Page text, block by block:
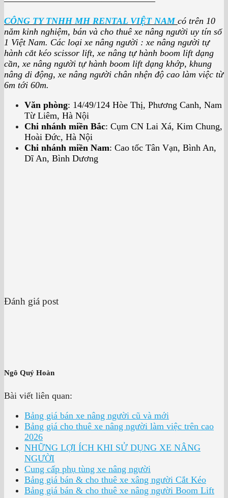
CÔNG TY TNHH MH RENTAL VIỆT NAM có trên 10
năm kinh nghiệm, bán và cho thuê xe nâng người uy tín số
1 Việt Nam. Các loại xe nâng người : xe nâng người tự
hành cắt kéo scissor lift, xe nâng tự hành boom lift dạng
cần, xe nâng người tự hành boom lift dạng khớp, khung
nâng di động, xe nâng người chân nhện độ cao làm việc từ
6m tới 60m.
Văn phòng: 14/49/124 Hòe Thị, Phương Canh, Nam
Từ Liêm, Hà Nội
Chi nhánh miền Bắc: Cụm CN Lai Xá, Kim Chung,
Hoài Đức, Hà Nội
Chi nhánh miền Nam: Cao tốc Tân Vạn, Bình An,
Dĩ An, Bình Dương
Đánh giá post
Ngô Quý Hoàn
Bài viết liên quan:
Bảng giá bán xe nâng người cũ và mới
Bảng giá cho thuê xe nâng người làm việc trên cao
2026
NHỮNG LỢI ÍCH KHI SỬ DỤNG XE NÂNG
NGƯỜI
Cung cấp phụ tùng xe nâng người
Bảng giá bán & cho thuê xe xâng người Cắt Kéo
Bảng giá bán & cho thuê xe nâng người Boom Lift